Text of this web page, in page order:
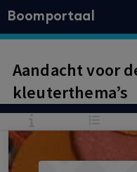
Boomportaal
Aandacht voor
kleuterthema’s